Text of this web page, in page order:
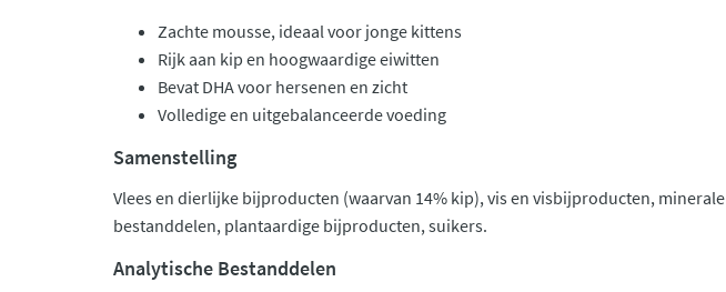
Zachte mousse, ideaal voor jonge kittens
Rijk aan kip en hoogwaardige eiwitten
Bevat DHA voor hersenen en zicht
Volledige en uitgebalanceerde voeding
Samenstelling
Vlees en dierlijke bijproducten (waarvan 14% kip), vis en visbijproducten, minerale
bestanddelen, plantaardige bijproducten, suikers.
Analytische Bestanddelen